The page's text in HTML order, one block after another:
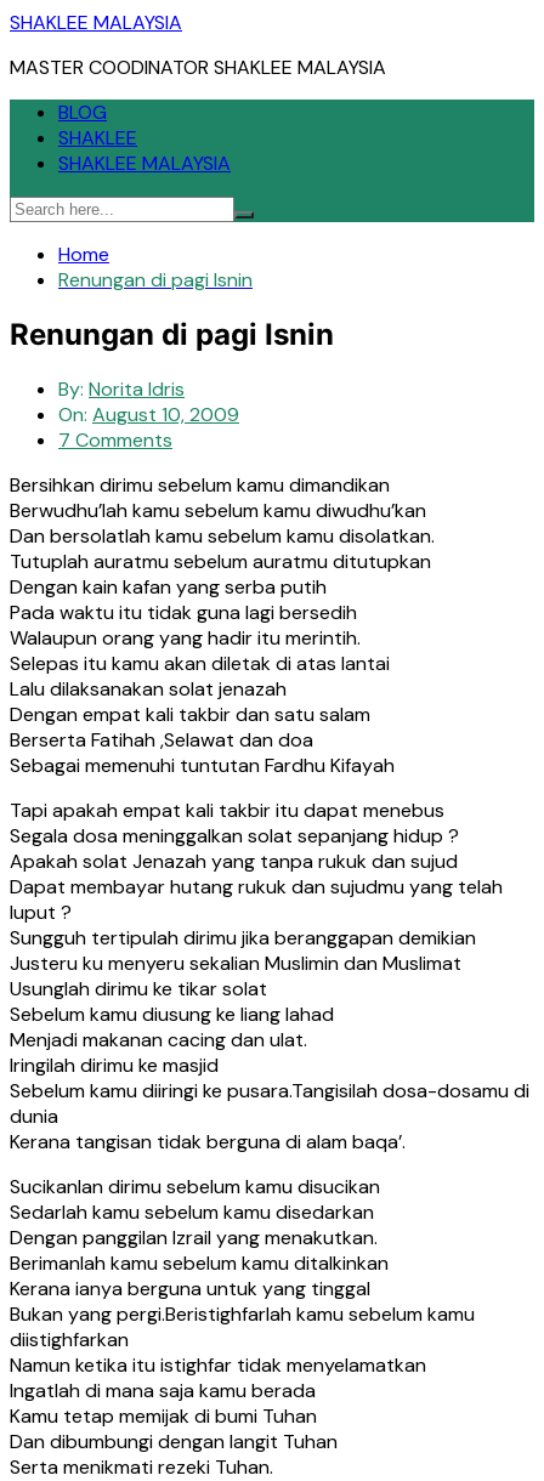
Skip
content
SHAKLEE MALAYSIA
MASTER COODINATOR SHAKLEE MALAYSIA
BLOG
SHAKLEE
SHAKLEE MALAYSIA
Home
Renungan di pagi Isnin
Renungan di pagi Isnin
By: Norita Idris
On: August 10, 2009
7 Comments
Bersihkan dirimu sebelum kamu dimandikan
Berwudhu’lah kamu sebelum kamu diwudhu’kan
Dan bersolatlah kamu sebelum kamu disolatkan.
Tutuplah auratmu sebelum auratmu ditutupkan
Dengan kain kafan yang serba putih
Pada waktu itu tidak guna lagi bersedih
Walaupun orang yang hadir itu merintih.
Selepas itu kamu akan diletak di atas lantai
Lalu dilaksanakan solat jenazah
Dengan empat kali takbir dan satu salam
Berserta Fatihah ,Selawat dan doa
Sebagai memenuhi tuntutan Fardhu Kifayah
Tapi apakah empat kali takbir itu dapat menebus
Segala dosa meninggalkan solat sepanjang hidup ?
Apakah solat Jenazah yang tanpa rukuk dan sujud
Dapat membayar hutang rukuk dan sujudmu yang telah
luput ?
Sungguh tertipulah dirimu jika beranggapan demikian
Justeru ku menyeru sekalian Muslimin dan Muslimat
Usunglah dirimu ke tikar solat
Sebelum kamu diusung ke liang lahad
Menjadi makanan cacing dan ulat.
Iringilah dirimu ke masjid
Sebelum kamu diiringi ke pusara.Tangisilah dosa-dosamu di
dunia
Kerana tangisan tidak berguna di alam baqa’.
Sucikanlan dirimu sebelum kamu disucikan
Sedarlah kamu sebelum kamu disedarkan
Dengan panggilan Izrail yang menakutkan.
Berimanlah kamu sebelum kamu ditalkinkan
Kerana ianya berguna untuk yang tinggal
Bukan yang pergi.Beristighfarlah kamu sebelum kamu
diistighfarkan
Namun ketika itu istighfar tidak menyelamatkan
Ingatlah di mana saja kamu berada
Kamu tetap memijak di bumi Tuhan
Dan dibumbungi dengan langit Tuhan
Serta menikmati rezeki Tuhan.